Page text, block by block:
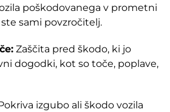
poškodovanega v prometni
sami povzročitelj.
Zaščita pred škodo, ki jo
dogodki, kot so toče, poplave,
izgubo ali škodo vozila